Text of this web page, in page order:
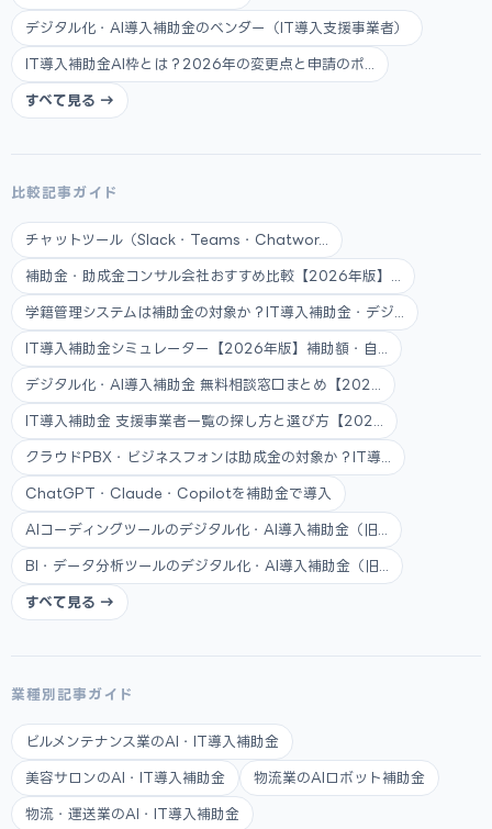
デジタル化・AI導入補助金のベンダー（IT導入支援事業者）
IT導入補助金AI枠とは？2026年の変更点と申請のポ...
すべて見る →
比較記事ガイド
チャットツール（Slack・Teams・Chatwor...
補助金・助成金コンサル会社おすすめ比較【2026年版】...
学籍管理システムは補助金の対象か？IT導入補助金・デジ...
IT導入補助金シミュレーター【2026年版】補助額・自...
デジタル化・AI導入補助金 無料相談窓口まとめ【202...
IT導入補助金 支援事業者一覧の探し方と選び方【202...
クラウドPBX・ビジネスフォンは助成金の対象か？IT導...
ChatGPT・Claude・Copilotを補助金で導入
AIコーディングツールのデジタル化・AI導入補助金（旧...
BI・データ分析ツールのデジタル化・AI導入補助金（旧...
すべて見る →
業種別記事ガイド
ビルメンテナンス業のAI・IT導入補助金
美容サロンのAI・IT導入補助金 物流業のAIロボット補助金
物流・運送業のAI・IT導入補助金